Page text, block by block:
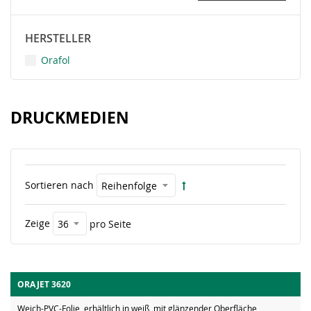
DRUCKMEDIEN
Sortieren nach
Zeige pro Seite
ORAJET 3620
Weich-PVC-Folie, erhältlich in weiß, mit glänzender Oberfläche
HERSTELLER
Orafol